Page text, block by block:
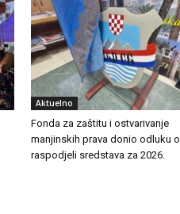
Aktuelno
Fonda za zaštitu i ostvarivanje
manjinskih prava donio odluku o
raspodjeli sredstava za 2026.